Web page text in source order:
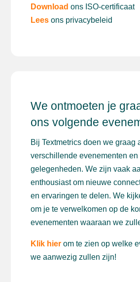
Download ons ISO-certificaat
Lees ons privacybeleid
We ontmoeten je
ons volgende
Bij Textmetrics doen we graag
verschillende evenementen
gelegenheden. We zijn vaak
enthousiast om nieuwe
en ervaringen te delen. We
om je te verwelkomen op de
evenementen waaraan we
Klik hier om te zien op welke
we aanwezig zullen zijn!